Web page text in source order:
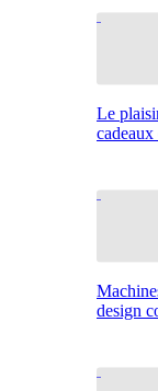
Le
design